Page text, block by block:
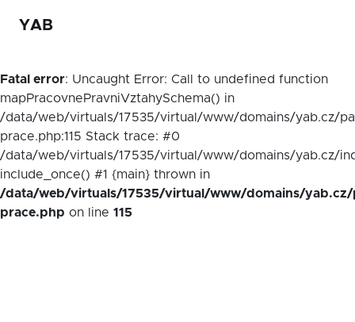
YAB
Fatal error: Uncaught Error: Call to undefined function
mapPracovnePravniVztahySchema() in
/data/web/virtuals/17535/virtual/www/domains/yab.cz/
prace.php:115 Stack trace: #0
/data/web/virtuals/17535/virtual/www/domains/yab.cz/
include_once() #1 {main} thrown in
/data/web/virtuals/17535/virtual/www/domains/yab.cz/
prace.php on line 115